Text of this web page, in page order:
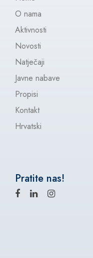
O nama
Aktivnosti
Novosti
Natječaji
Javne nabave
Propisi
Kontakt
Hrvatski
Pratite nas!